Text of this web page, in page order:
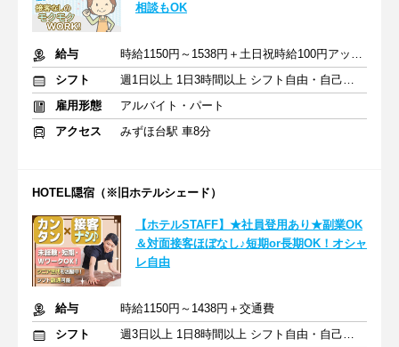
相談もOK
給与
時給1150円～1538円＋土日祝時給100円アップ＋交通費
シフト
週1日以上 1日3時間以上 シフト自由・自己申告
雇用形態
アルバイト・パート
アクセス
みずほ台駅 車8分
HOTEL隠宿（※旧ホテルシェード）
【ホテルSTAFF】★社員登用あり★副業OK
＆対面接客ほぼなし♪短期or長期OK！オシャ
レ自由
給与
時給1150円～1438円＋交通費
シフト
週3日以上 1日8時間以上 シフト自由・自己申告